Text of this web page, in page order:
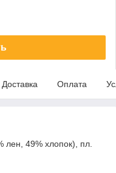
Доставка Оплата
лен, 49% хлопок), пл.